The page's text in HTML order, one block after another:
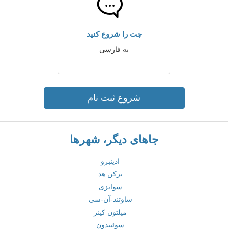
چت را شروع کنید
به فارسی
شروع ثبت نام
جاهای دیگر، شهرها
ادینبرو
برکن هد
سوانزی
ساوتند-آن-سی
میلتون کینز
سوئیندون